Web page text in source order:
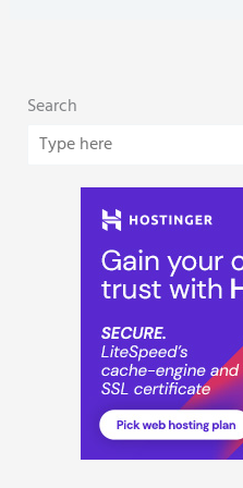
Search